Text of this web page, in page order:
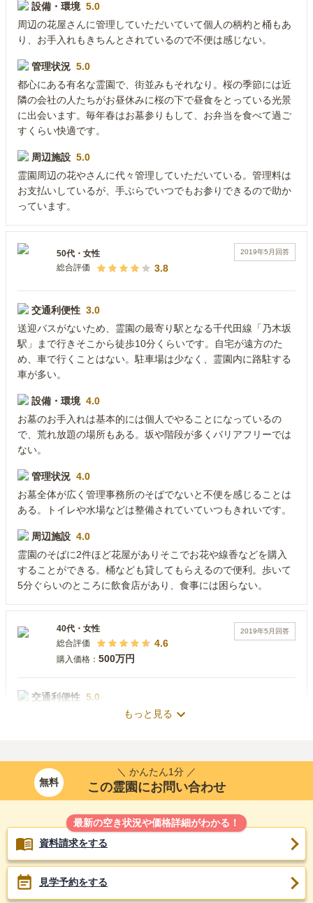
設備・環境 5.0
周辺の花屋さんに管理していただいていて個人の柄杓と桶もあ
り、お手入れもきちんとされているので不便は感じない。
管理状況 5.0
都心にある有名な霊園で、街並みもそれなり。桜の季節には近
隣の会社の人たちがお昼休みに桜の下で昼食をとっている光景
に出会います。毎年春はお墓参りもして、お弁当を食べて過ご
すくらい快適です。
周辺施設 5.0
霊園周辺の花やさんに代々管理していただいている。管理料は
お支払いしているが、手ぶらでいつでもお参りできるので助か
っています。
2019年5月 回答
50代 ・ 女性
総合評価
3.8
交通利便性 3.0
送迎バスがないため、霊園の最寄り駅となる千代田線「乃木坂
駅」まで行きそこから徒歩10分くらいです。自宅が遠方のた
め、車で行くことはない。駐車場は少なく、霊園内に路駐する
車が多い。
設備・環境 4.0
お墓のお手入れは基本的には個人でやることになっているの
で、荒れ放題の場所もある。坂や階段が多くバリアフリーでは
ない。
管理状況 4.0
お墓全体が広く管理事務所のそばでないと不便を感じることは
ある。トイレや水場などは整備されていていつもきれいです。
周辺施設 4.0
霊園のそばに2件ほど花屋がありそこでお花や線香などを購入
することができる。桶なども貸してもらえるので便利。歩いて
5分ぐらいのところに飲食店があり、食事には困らない。
2019年5月 回答
40代 ・ 女性
総合評価
4.6
購入価格： 500万円
交通利便性 5.0
地下鉄乃木坂駅から歩いたり、自家用車を利用している。高齢
設備・環境
敷地面積が広いので、入口から歩かなければなりません。高齢
管理状況 4.0
掃除が行き届いているので、いつも気持ちよく、お参りできま
す。霊園内にある有名人のお墓に一般人がお墓参りするとき
は、やや賑やかに思います。
もっと見る
無料
＼ かんたん1分 ／
この霊園にお問い合わせ
最新の空き状況や価格詳細がわかる！
資料請求をする
見学予約をする